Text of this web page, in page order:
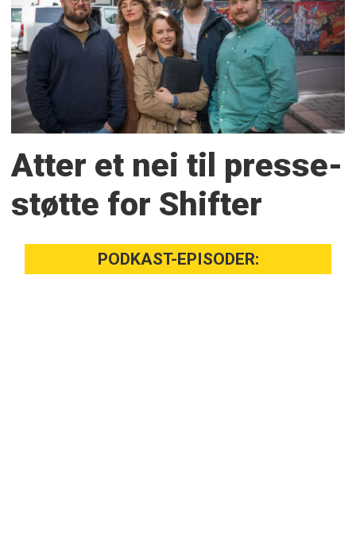
Atter et nei til presse­
støtte for Shifter
PODKAST-EPISODER: